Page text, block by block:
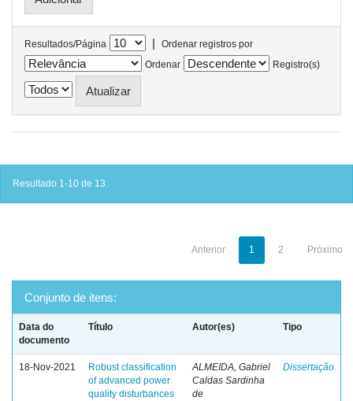
Resultados/Página |
Ordenar registros por
Ordenar
Registro(s)
Resultado 1-10 de 13.
Anterior 1 2 Próximo
Conjunto de itens:
Data do
documento
Título Autor(es) Tipo
18-Nov-2021
Robust classification
of advanced power
quality disturbances
ALMEIDA, Gabriel
Caldas Sardinha
de
Dissertação